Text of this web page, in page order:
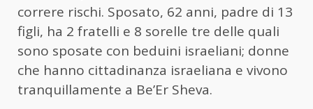
correre rischi. Sposato, 62 anni, padre di 13
figli, ha 2 fratelli e 8 sorelle tre delle quali
sono sposate con beduini israeliani; donne
che hanno cittadinanza israeliana e vivono
tranquillamente a Be’Er Sheva.